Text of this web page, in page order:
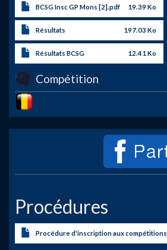
BCSG Insc GP Mons [2].pdf 19.39 Ko
Résultats 197.03 Ko
Résultats BCSG 12.41 Ko
Compétition
Image
Procédures
Procédure d'inscription aux compétitions